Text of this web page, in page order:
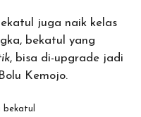
juga naik kelas
bekatul yang
, bisa di-upgrade jadi
Kemojo.
bekatul